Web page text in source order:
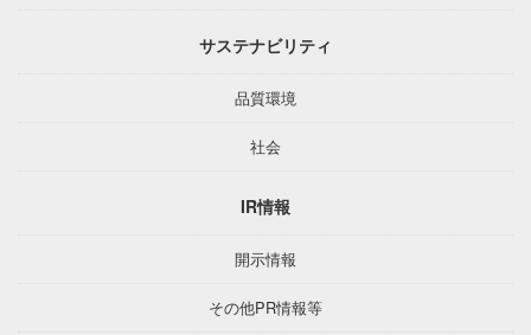
サステナビリティ
品質環境
社会
IR情報
開示情報
その他PR情報等